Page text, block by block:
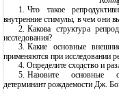
1. Что такое
внутренние стимулы, в чем они
2. Какова структура
исследования?
3. Какие основные
применяются при исследовании
4. Определите сходство и
5. Назовите основные
детерминант рождаемости Дж.